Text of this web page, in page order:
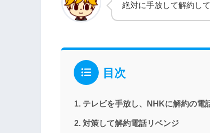
絶対に手放して解約し
目次
テレビを手放し、NHKに解約の電
対策して解約電話リベンジ